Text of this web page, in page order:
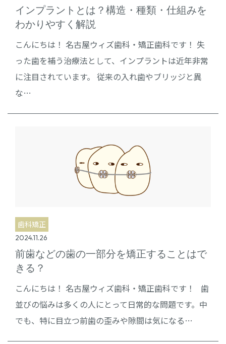
インプラントとは？構造・種類・仕組みを
わかりやすく解説
こんにちは！ 名古屋ウィズ歯科・矯正歯科です！ 失
った歯を補う治療法として、インプラントは近年非常
に注目されています。 従来の入れ歯やブリッジと異
な…
歯科矯正
2024.11.26
前歯などの歯の一部分を矯正することはで
きる？
こんにちは！ 名古屋ウィズ歯科・矯正歯科です！ 歯
並びの悩みは多くの人にとって日常的な問題です。中
でも、特に目立つ前歯の歪みや隙間は気になる…